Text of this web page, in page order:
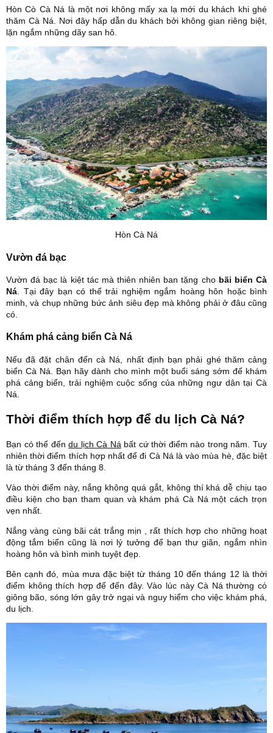
Hòn Cò Cà Ná là một nơi không mấy xa lạ mới du khách khi ghé
thăm Cà Ná. Nơi đây hấp dẫn du khách bởi không gian riêng biệt,
lặn ngắm những dãy san hô.
Hòn Cà Ná
Vườn đá bạc
Vườn đá bạc là kiệt tác mà thiên nhiên ban tặng cho bãi biển Cà
Ná . Tại đây bạn có thể trải nghiệm ngắm hoàng hôn hoặc bình
minh, và chụp những bức ảnh siêu đẹp mà không phải ở đâu cũng
có.
Khám phá cảng biển Cà Ná
Nếu đã đặt chân đến cà Ná, nhất định bạn phải ghé thăm cảng
biển Cà Ná. Bạn hãy dành cho mình một buổi sáng sớm để khám
phá cảng biển, trải nghiệm cuộc sống của những ngư dân tại Cà
Ná.
Thời điểm thích hợp để du lịch Cà Ná?
Bạn có thể đếndu lịch Cà Ná bất cứ thời điểm nào trong năm. Tuy
nhiên thời điểm thích hợp nhất để đi Cà Ná là vào mùa hè, đặc biệt
là từ tháng 3 đến tháng 8.
Vào thời điểm này, nắng không quá gắt, không thí khá dễ chịu tạo
điều kiện cho bạn tham quan và khám phá Cà Ná một cách trọn
vẹn nhất.
Nắng vàng cùng bãi cát trắng mịn , rất thích hợp cho những hoạt
động tắm biển cũng là nơi lý tưởng để bạn thư giãn, ngắm nhìn
hoàng hôn và bình minh tuyệt đẹp.
Bên cạnh đó, mùa mưa đặc biệt từ tháng 10 đến tháng 12 là thời
điểm không thích hợp để đến đây. Vào lúc này Cà Ná thường có
giông bão, sóng lớn gây trở ngại và nguy hiểm cho việc khám phá,
du lịch.